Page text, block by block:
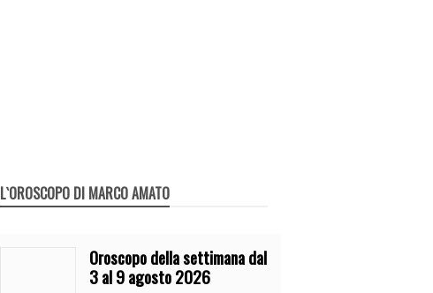
L`OROSCOPO DI MARCO AMATO
Oroscopo della settimana dal
3 al 9 agosto 2026